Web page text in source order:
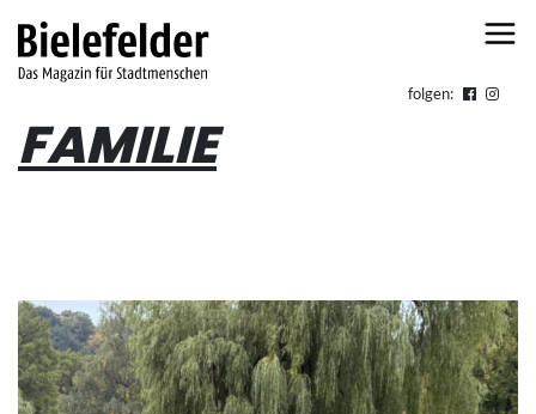
folgen:
FAMILIE